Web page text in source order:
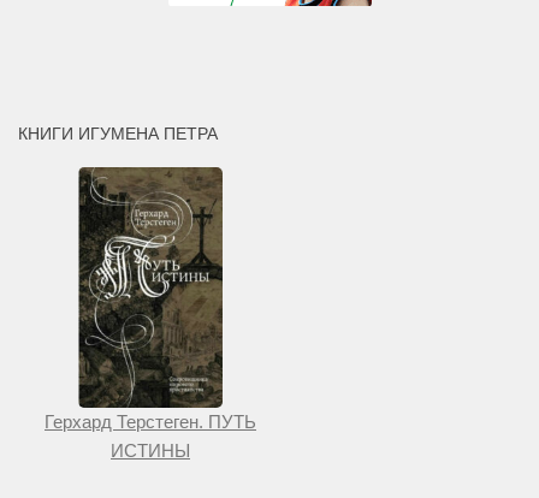
КНИГИ ИГУМЕНА ПЕТРА
Герхард Терстеген. ПУТЬ
ИСТИНЫ